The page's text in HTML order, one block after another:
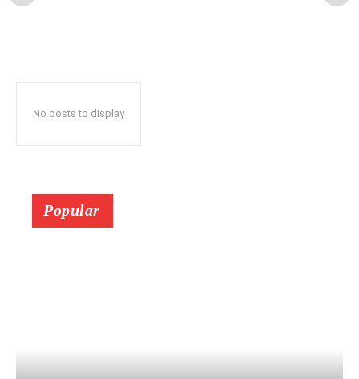
No posts to display
Popular